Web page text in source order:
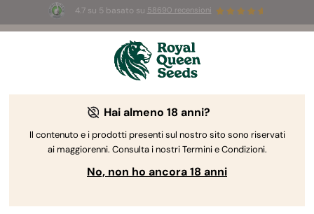
4.7 su 5 basato su 58690 recensioni
Summer Sales:Fino al 50% di sconto
su prodotti selezionati! ⏤
The RQS Blog
Hai almeno 18 anni?
Il contenuto e i prodotti presenti sul nostro sito sono riservati
ai maggiorenni. Consulta i nostri Termini e Condizioni.
No, non ho ancora 18 anni